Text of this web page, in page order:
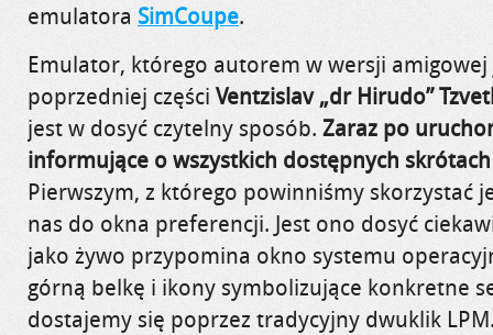
emulatora SimCoupe.
Emulator, którego autorem w wersji amigowej
poprzedniej części Ventzislav „dr Hirudo”
jest w dosyć czytelny sposób. Zaraz po
informujące o wszystkich dostępnych
Pierwszym, z którego powinniśmy skorzystać
nas do okna preferencji. Jest ono dosyć
jako żywo przypomina okno systemu
górną belkę i ikony symbolizujące konkretne
dostajemy się poprzez tradycyjny dwuklik